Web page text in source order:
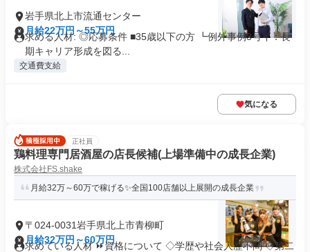
岩手県北上市流通センター
月給22万円～55万円
求める人材: ◎応募条件 ■35歳以下の方 ┗例外事例3号イ：長
期キャリア形成を図る...
交通費支給
気になる
正社員
鶏料理専門居酒屋の店長候補(上場準備中の成長企業)
株式会社FS.shake
月給32万～60万で稼げる✨全国100店舗以上展開の成長企業
〒024-0031岩手県北上市青柳町
月給32万円～60万円
求めている人材 ⏩資格について ◇学歴や社会人歴不問 ◇第二